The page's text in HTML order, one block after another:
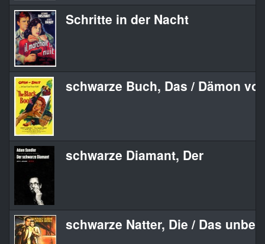
Schritte in der Nacht
schwarze Buch, Das / Dämon
schwarze Diamant, Der
schwarze Natter, Die / Das